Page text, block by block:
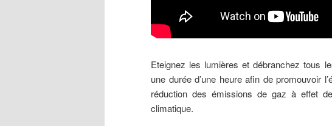
Eteignez les lumières et débranchez tous
une durée d’une heure afin de promouvoir
réduction des émissions de gaz à effet
climatique.